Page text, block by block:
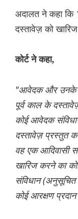
अदालत ने कहा कि
दस्तावेज़ को
कोर्ट ने कहा,
"आवेदक और उनके
पूर्व काल के
कोई आवेदक
दस्तावेज़ प्रस्तुत
वह एक आदिवासी
खारिज करने का
संविधान
कोई आरक्षण